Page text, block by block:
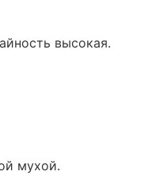
высокая.
мухой.